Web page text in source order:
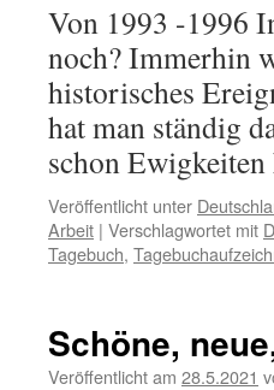
Von 1993 -1996
noch? Immerhin
historisches
hat man ständig
schon
Veröffentlicht unter
Arbeit | Verschlagwortet mit
Tagebuch,
Schöne,
Veröffentlicht am 28.5.2021